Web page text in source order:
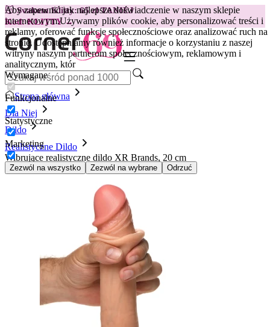
Aby zapewnić jak najlepsze doświadczenie w naszym sklepie
internetowym.Używamy plików cookie, aby personalizować treści i
reklamy, oferować funkcje społecznościowe oraz analizować ruch na
stronie. Udostępniamy również informacje o korzystaniu z naszej
witryny naszym partnerom społecznościowym, reklamowym i
analitycznym, któr
Wymagane
Funkcjonalne
Statystyczne
Marketing
Zezwól na wszystko Zezwól na wybrane Odrzuć
😽Svakom Klitty: 65 zł TANIEJ
Kod: KLITTY →
Strona główna
Dla Niej
Dildo
Realistyczne Dildo
Wibrujące realistyczne dildo XR Brands, 20 cm